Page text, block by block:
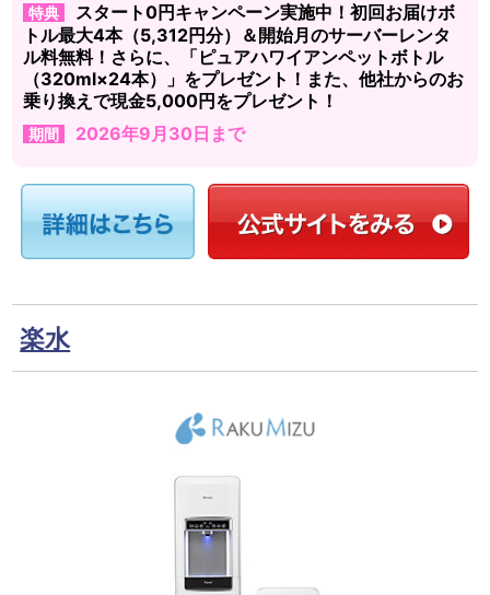
特典
スタート0円キャンペーン実施中！初回お届けボ
トル最大4本（5,312円分）＆開始月のサーバーレンタ
ル料無料！さらに、「ピュアハワイアンペットボトル
（320ml×24本）」をプレゼント！また、他社からのお
乗り換えで現金5,000円をプレゼント！
期間 2026年9月30日まで
楽水